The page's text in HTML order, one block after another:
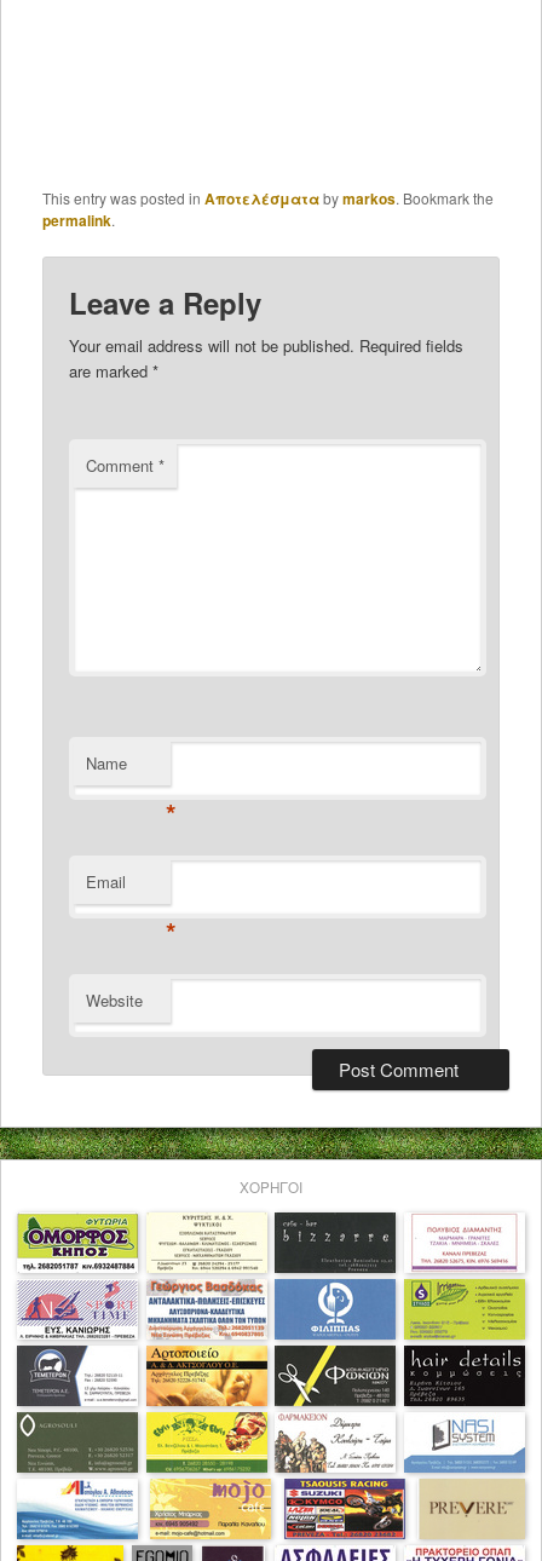
This entry was posted in Αποτελέσματαbymarkos. Bookmark the
permalink.
Leave a Reply
Your email address will not be published. Required fields
are marked*
Comment*
Name
*
Email
*
Website
ΧΟΡΗΓΟΙ